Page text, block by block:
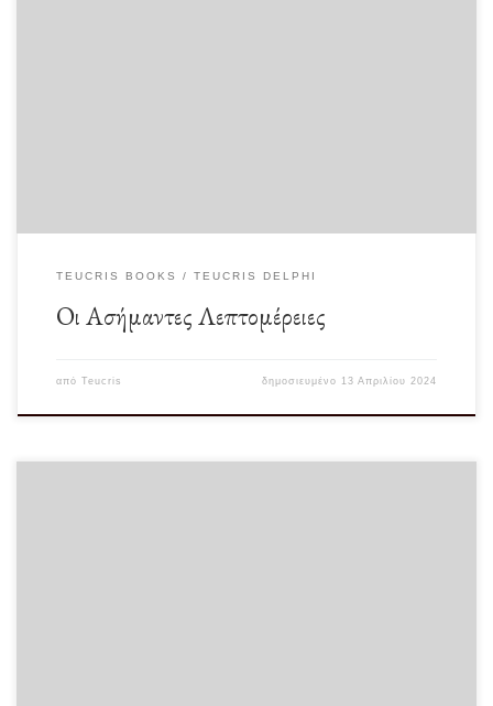
TEUCRIS BOOKS TEUCRIS DELPHI
Οι Ασήμαντες Λεπτομέρειες
από Teucris δημοσιευμένο 13 Απριλίου 2024